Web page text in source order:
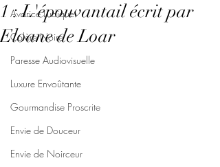
Avarice Ludique
Colère Noire
Paresse Audiovisuelle
Luxure Envoûtante
Gourmandise Proscrite
Envie de Douceur
Envie de Noirceur
1 : L'épouvantail écrit par
Eloane de Loar